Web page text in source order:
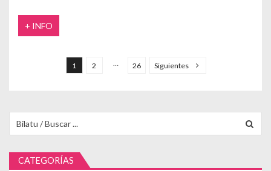
+ INFO
1 2 … 26 Siguientes
CATEGORÍAS